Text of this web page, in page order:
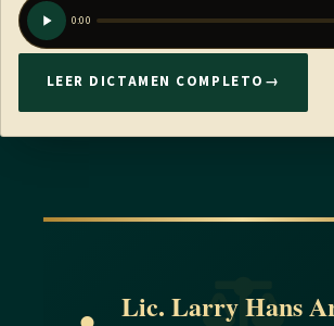
0:00
LEER DICTAMEN COMPLETO →
Lic. Larry Hans